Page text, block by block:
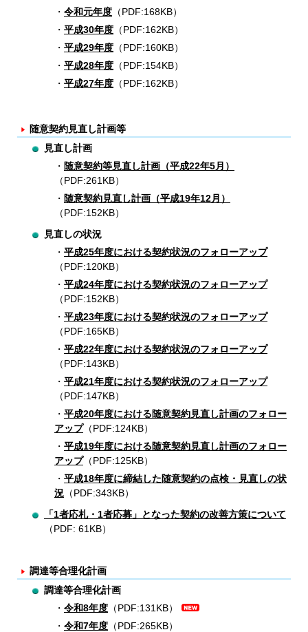
令和元年度 （PDF:168KB）
平成30年度 （PDF:162KB）
平成29年度 （PDF:160KB）
平成28年度 （PDF:154KB）
平成27年度 （PDF:162KB）
随意契約見直し計画等
見直し計画
随意契約等見直し計画（平成22年5月）
（PDF:261KB）
随意契約見直し計画（平成19年12月）
（PDF:152KB）
見直しの状況
平成25年度における契約状況のフォローアップ
（PDF:120KB）
平成24年度における契約状況のフォローアップ
（PDF:152KB）
平成23年度における契約状況のフォローアップ
（PDF:165KB）
平成22年度における契約状況のフォローアップ
（PDF:143KB）
平成21年度における契約状況のフォローアップ
（PDF:147KB）
平成20年度における随意契約見直し計画のフォロー
アップ（PDF:124KB）
平成19年度における随意契約見直し計画のフォロー
アップ（PDF:125KB）
平成18年度に締結した随意契約の点検・見直しの状
況 （PDF:343KB）
「1者応札・1者応募」となった契約の改善方策について
（PDF: 61KB）
調達等合理化計画
調達等合理化計画
令和8年度 （PDF:131KB）
令和7年度 （PDF:265KB）